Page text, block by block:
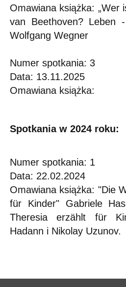
Omawiana książka: „Wer
van Beethoven? Leben
Wolfgang Wegner
Numer spotkania: 3
Data: 13.11.2025
Omawiana książka:
Spotkania w 2024 roku:
Numer spotkania: 1
Data: 22.02.2024
Omawiana książka: "Die
für Kinder" Gabriele
Theresia erzählt für
Hadann i Nikolay Uzunov.